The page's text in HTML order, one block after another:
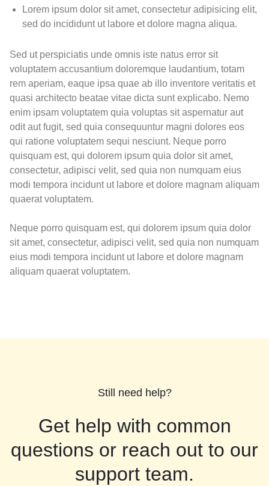
Lorem ipsum dolor sit amet, consectetur adipisicing elit,
sed do incididunt ut labore et dolore magna aliqua.
Sed ut perspiciatis unde omnis iste natus error sit
voluptatem accusantium doloremque laudantium, totam
rem aperiam, eaque ipsa quae ab illo inventore veritatis et
quasi architecto beatae vitae dicta sunt explicabo. Nemo
enim ipsam voluptatem quia voluptas sit aspernatur aut
odit aut fugit, sed quia consequuntur magni dolores eos
qui ratione voluptatem sequi nesciunt. Neque porro
quisquam est, qui dolorem ipsum quia dolor sit amet,
consectetur, adipisci velit, sed quia non numquam eius
modi tempora incidunt ut labore et dolore magnam aliquam
quaerat voluptatem.
Neque porro quisquam est, qui dolorem ipsum quia dolor
sit amet, consectetur, adipisci velit, sed quia non numquam
eius modi tempora incidunt ut labore et dolore magnam
aliquam quaerat voluptatem.
Still need help?
Get help with common
questions or reach out to our
support team.